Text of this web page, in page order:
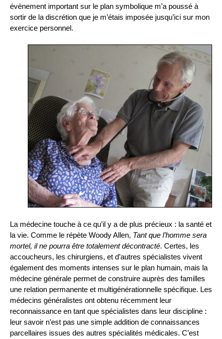
évènement important sur le plan symbolique m’a poussé à
sortir de la discrétion que je m’étais imposée jusqu’ici sur mon
exercice personnel.
La médecine touche à ce qu’il y a de plus précieux : la santé et
la vie. Comme le répète Woody Allen, Tant que l’homme sera
mortel, il ne pourra être totalement décontracté. Certes, les
accoucheurs, les chirurgiens, et d’autres spécialistes vivent
également des moments intenses sur le plan humain, mais la
médecine générale permet de construire auprès des familles
une relation permanente et multigénérationnelle spécifique. Les
médecins généralistes ont obtenu récemment leur
reconnaissance en tant que spécialistes dans leur discipline :
leur savoir n’est pas une simple addition de connaissances
parcellaires issues des autres spécialités médicales. C’est